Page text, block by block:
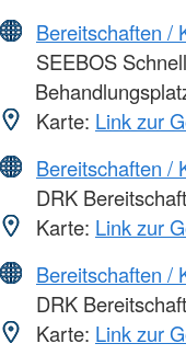
Bereitschaften /
SEEBOS
Karte: Link zur
Bereitschaften /
DRK
Karte: Link zur
Bereitschaften /
DRK
Karte: Link zur